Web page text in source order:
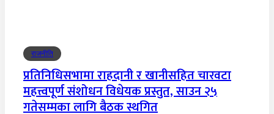
राजनीति
प्रतिनिधिसभामा राहदानी र खानीसहित चारवटा
महत्त्वपूर्ण संशोधन विधेयक प्रस्तुत, साउन २५
गतेसम्मका लागि बैठक स्थगित